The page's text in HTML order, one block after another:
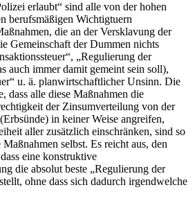
erlaubt“ sind alle von der hohen
berufsmäßigen Wichtigtuern
die an der Versklavung der
Gemeinschaft der Dummen nichts
„Regulierung der
auch immer damit gemeint sein soll),
u. ä. planwirtschaftlicher Unsinn. Die
dass alle diese Maßnahmen die
der Zinsumverteilung von der
in keiner Weise angreifen,
aller zusätzlich einschränken, sind so
selbst. Es reicht aus, den
eine konstruktive
die absolut beste „Regulierung der
ohne dass sich dadurch irgendwelche